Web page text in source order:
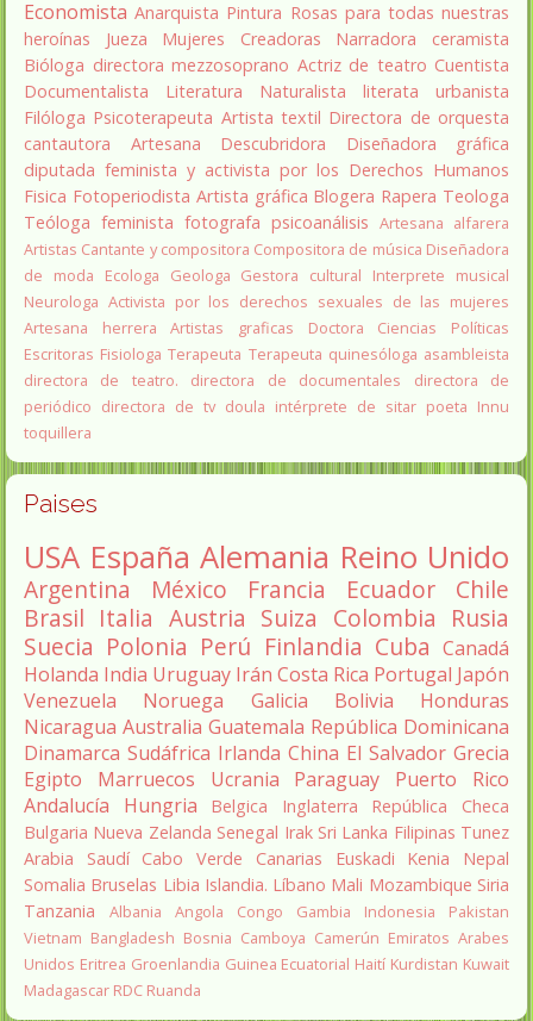
Economista Anarquista Pintura Rosas para todas nuestras
heroínas
Jueza Mujeres Creadoras Narradora
ceramista
Bióloga directora mezzosoprano Actriz de teatro Cuentista
Documentalista
Literatura Naturalista literata
urbanista
Filóloga Psicoterapeuta Artista textil Directora de orquesta
cantautora
Artesana Descubridora
Diseñadora gráfica
diputada feminista y activista por los Derechos Humanos
Fisica Fotoperiodista Artista gráfica Blogera Rapera Teologa
Teóloga feminista fotografa psicoanálisis Artesana alfarera
Artistas Cantante y compositora Compositora de música Diseñadora
de moda
Ecologa Geologa Gestora cultural
Interprete musical
Neurologa Activista por los derechos sexuales de las mujeres
Artesana herrera
Artistas graficas
Doctora Ciencias Políticas
Escritoras Fisiologa Terapeuta Terapeuta quinesóloga asambleista
directora de teatro.
directora de documentales
directora de
periódico directora de tv doula intérprete de sitar poeta Innu
toquillera
Paises
USA España Alemania Reino Unido
Argentina México Francia Ecuador
Chile
Brasil Italia Austria Suiza Colombia Rusia
Suecia Polonia Perú Finlandia Cuba Canadá
Holanda India Uruguay Irán Costa Rica Portugal Japón
Venezuela
Noruega Galicia Bolivia
Honduras
Nicaragua Australia Guatemala República Dominicana
Dinamarca Sudáfrica Irlanda China El Salvador Grecia
Egipto
Marruecos Ucrania Paraguay
Puerto Rico
Andalucía
Hungria Belgica Inglaterra
República Checa
Bulgaria Nueva Zelanda Senegal Irak Sri Lanka Filipinas Tunez
Arabia Saudí Cabo Verde Canarias Euskadi Kenia
Nepal
Somalia Bruselas Libia Islandia. Líbano Mali Mozambique Siria
Tanzania
Albania Angola Congo Gambia Indonesia
Pakistan
Vietnam Bangladesh Bosnia Camboya Camerún Emiratos Arabes
Unidos Eritrea Groenlandia Guinea Ecuatorial Haití Kurdistan Kuwait
Madagascar RDC Ruanda